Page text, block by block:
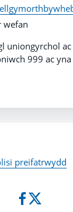
wefan
uniongyrchol
999 ac
preifatrwydd